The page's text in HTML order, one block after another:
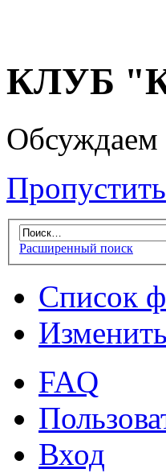
КЛУБ
Обсуждаем
Пропустить
Расширенный поиск
Список
FAQ
Вход